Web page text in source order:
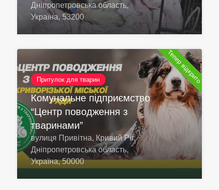
Дніпропетровська область,
Україна, 53200
Тепер відкрито
Притулок для тварин
Комунальне підприємство
“Центр поводження з
тваринами”
вулиця Привітна, Кривий Ріг,
Дніпропетровська область,
Україна, 50000